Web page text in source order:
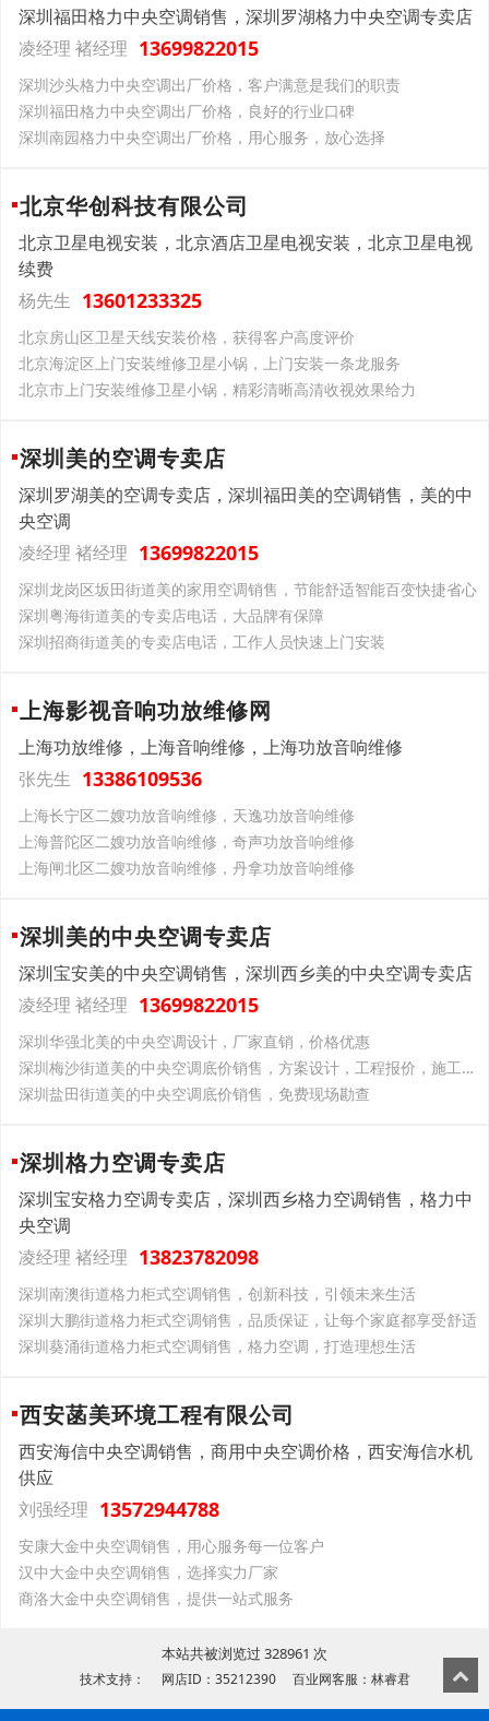
深圳福田格力中央空调销售，深圳罗湖格力中央空调专卖店
凌经理 褚经理 13699822015
深圳沙头格力中央空调出厂价格，客户满意是我们的职责
深圳福田格力中央空调出厂价格，良好的行业口碑
深圳南园格力中央空调出厂价格，用心服务，放心选择
北京华创科技有限公司
北京卫星电视安装，北京酒店卫星电视安装，北京卫星电视
续费
杨先生 13601233325
北京房山区卫星天线安装价格，获得客户高度评价
北京海淀区上门安装维修卫星小锅，上门安装一条龙服务
北京市上门安装维修卫星小锅，精彩清晰高清收视效果给力
深圳美的空调专卖店
深圳罗湖美的空调专卖店，深圳福田美的空调销售，美的中
央空调
凌经理 褚经理 13699822015
深圳龙岗区坂田街道美的家用空调销售，节能舒适智能百变快捷省心
深圳粤海街道美的专卖店电话，大品牌有保障
深圳招商街道美的专卖店电话，工作人员快速上门安装
上海影视音响功放维修网
上海功放维修，上海音响维修，上海功放音响维修
张先生 13386109536
上海长宁区二嫂功放音响维修，天逸功放音响维修
上海普陀区二嫂功放音响维修，奇声功放音响维修
上海闸北区二嫂功放音响维修，丹拿功放音响维修
深圳美的中央空调专卖店
深圳宝安美的中央空调销售，深圳西乡美的中央空调专卖店
凌经理 褚经理 13699822015
深圳华强北美的中央空调设计，厂家直销，价格优惠
深圳梅沙街道美的中央空调底价销售，方案设计，工程报价，施工，售后服务
深圳盐田街道美的中央空调底价销售，免费现场勘查
深圳格力空调专卖店
深圳宝安格力空调专卖店，深圳西乡格力空调销售，格力中
央空调
凌经理 褚经理 13823782098
深圳南澳街道格力柜式空调销售，创新科技，引领未来生活
深圳大鹏街道格力柜式空调销售，品质保证，让每个家庭都享受舒适
深圳葵涌街道格力柜式空调销售，格力空调，打造理想生活
西安菡美环境工程有限公司
西安海信中央空调销售，商用中央空调价格，西安海信水机
供应
刘强经理 13572944788
安康大金中央空调销售，用心服务每一位客户
汉中大金中央空调销售，选择实力厂家
商洛大金中央空调销售，提供一站式服务
本站共被浏览过 328961 次
技术支持： 网店ID：35212390 百业网客服：林睿君